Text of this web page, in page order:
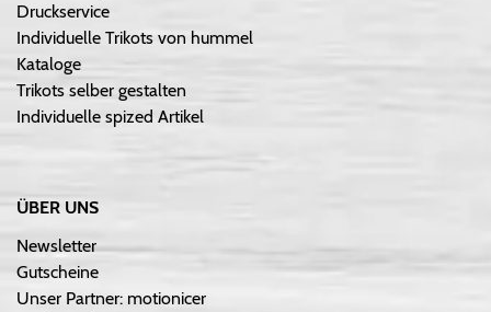
Druckservice
Individuelle Trikots von hummel
Kataloge
Trikots selber gestalten
Individuelle spized Artikel
ÜBER UNS
Newsletter
Gutscheine
Unser Partner: motionicer